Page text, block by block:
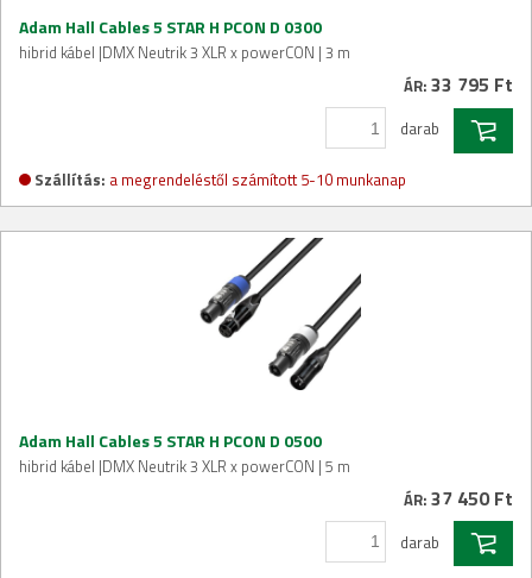
Adam Hall Cables 5 STAR H PCON D 0300
hibrid kábel |DMX Neutrik 3 XLR x powerCON | 3 m
ÁR: 33 795 Ft
darab
Szállítás: a megrendeléstől számított 5-10 munkanap
Adam Hall Cables 5 STAR H PCON D 0500
hibrid kábel |DMX Neutrik 3 XLR x powerCON | 5 m
ÁR: 37 450 Ft
darab